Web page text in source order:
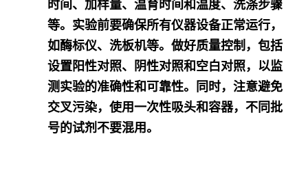
时间、加样量、温育时间和温度、洗涤步骤
等。实验前要确保所有仪器设备正常运行，
如酶标仪、洗板机等。做好质量控制，包括
设置阳性对照、阴性对照和空白对照，以监
测实验的准确性和可靠性。同时，注意避免
交叉污染，使用一次性吸头和容器，不同批
号的试剂不要混用。